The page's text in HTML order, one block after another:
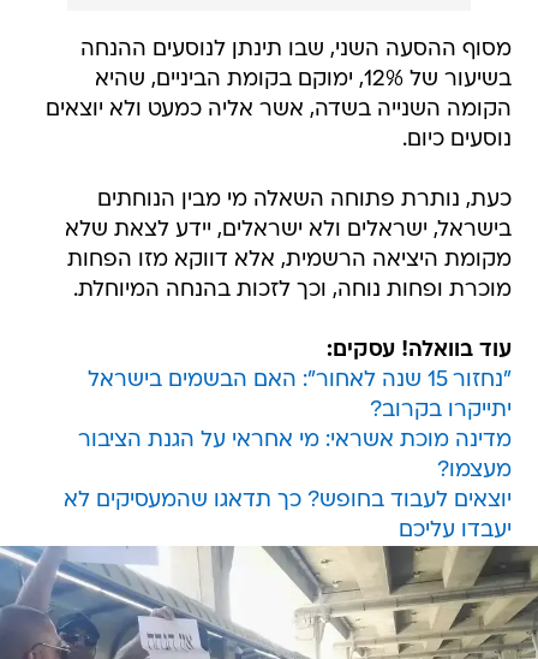
מסוף ההסעה השני, שבו תינתן לנוסעים ההנחה
בשיעור של 12%, ימוקם בקומת הביניים, שהיא
הקומה השנייה בשדה, אשר אליה כמעט ולא יוצאים
נוסעים כיום.
כעת, נותרת פתוחה השאלה מי מבין הנוחתים
בישראל, ישראלים ולא ישראלים, יידע לצאת שלא
מקומת היציאה הרשמית, אלא דווקא מזו הפחות
מוכרת ופחות נוחה, וכך לזכות בהנחה המיוחלת.
עוד בוואלה! עסקים:
"נחזור 15 שנה לאחור": האם הבשמים בישראל
יתייקרו בקרוב?
מדינה מוכת אשראי: מי אחראי על הגנת הציבור
מעצמו?
יוצאים לעבוד בחופש? כך תדאגו שהמעסיקים לא
יעבדו עליכם